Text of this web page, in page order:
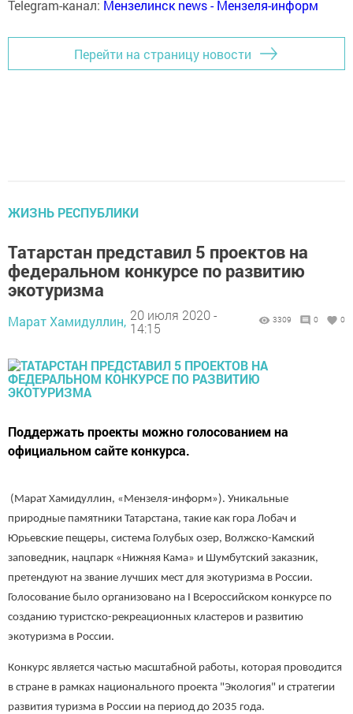
Telegram-канал: Мензелинск news - Мензеля-информ
Перейти на страницу новости
ЖИЗНЬ РЕСПУБЛИКИ
Татарстан представил 5 проектов на
федеральном конкурсе по развитию
экотуризма
Марат Хамидуллин, 20 июля 2020 -
14:15
3309 0 0
Поддержать проекты можно голосованием на
официальном сайте конкурса.
(Марат Хамидуллин, «Мензеля-информ»). Уникальные
природные памятники Татарстана, такие как гора Лобач и
Юрьевские пещеры, система Голубых озер, Волжско-Камский
заповедник, нацпарк «Нижняя Кама» и Шумбутский заказник,
претендуют на звание лучших мест для экотуризма в России.
Голосование было организовано на I Всероссийском конкурсе по
созданию туристско-рекреационных кластеров и развитию
экотуризма в России.
Конкурс является частью масштабной работы, которая проводится
в стране в рамках национального проекта "Экология" и стратегии
развития туризма в России на период до 2035 года.